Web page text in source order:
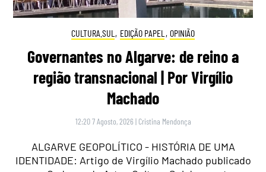
CULTURA.SUL , EDIÇÃO PAPEL , OPINIÃO
Governantes no Algarve: de reino a
região transnacional | Por Virgílio
Machado
12:20 7 Agosto, 2026 | Cristina Mendonça
ALGARVE GEOPOLÍTICO - HISTÓRIA DE UMA
IDENTIDADE: Artigo de Virgílio Machado publicado